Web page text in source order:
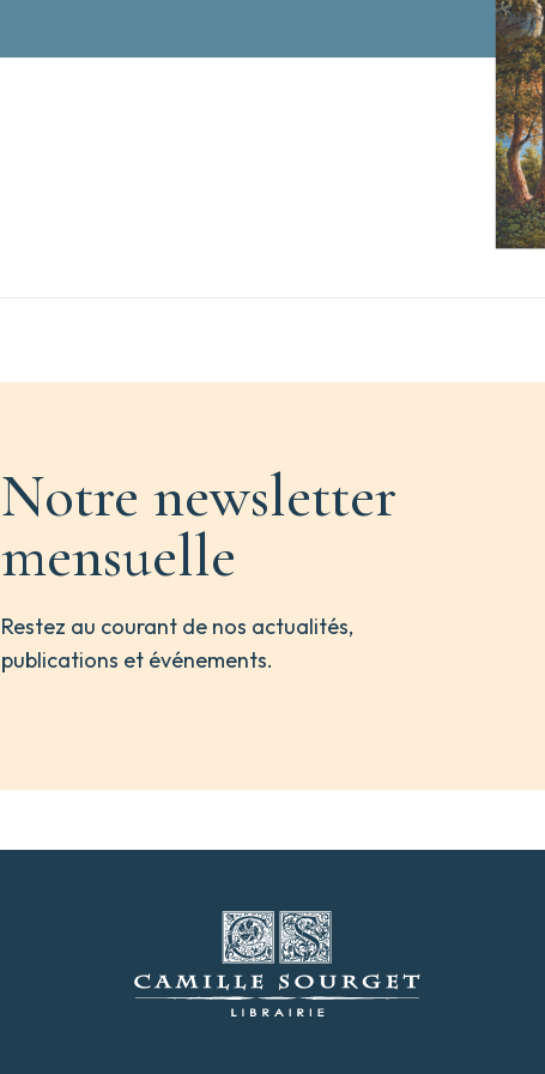
Notre newsletter
mensuelle
Restez au courant de nos actualités,
publications et événements.